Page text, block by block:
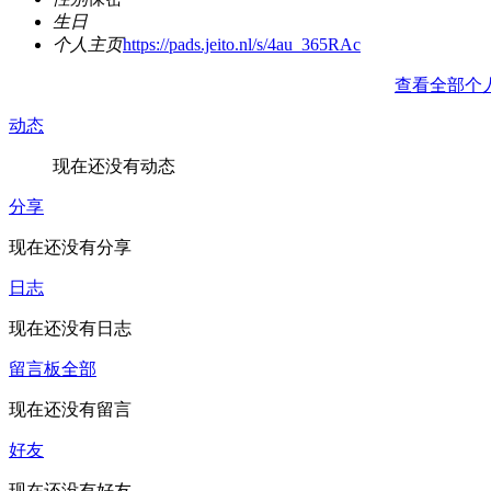
生日
个人主页https://pads.jeito.nl/s/4au_365RAc
查看全部个
动态
现在还没有动态
分享
现在还没有分享
日志
现在还没有日志
留言板全部
现在还没有留言
好友